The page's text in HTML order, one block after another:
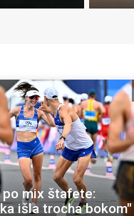
po mix štafete:
išla trocha bokom"